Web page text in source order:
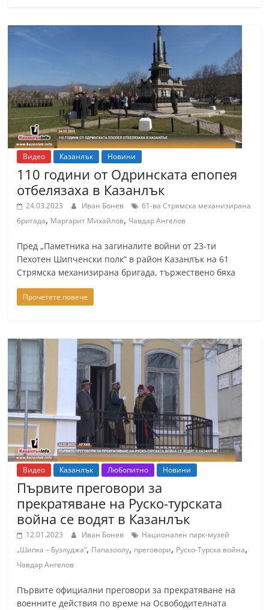
Видео Казанлък Новини
110 години от Одринската епопея
отбелязаха в Казанлък
24.03.2023 Иван Бонев
61-ва Стрямска механизирана
бригада, Маргарит Михайлов, Чавдар Ангелов
Пред „Паметника на загиналите войни от 23-ти
Пехотен Шипченски полк“ в район Казанлък на 61
Стрямска механизирана бригада, тържествено бяха
Прочетете повече
Видео Казанлък Любопитно Новини
Първите преговори за
прекратяване на Руско-турската
война се водят в Казанлък
12.01.2023 Иван Бонев
Национален парк-музей
„Шипка – Бузлуджа“, Папазоолу, преговори, Руско-Турска война,
Чавдар Ангелов
Първите официални преговори за прекратяване на
военните действия по време на Освободителната